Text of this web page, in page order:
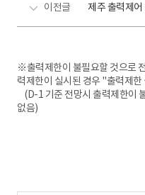
이전글
※출력제한이 불필요할 것으로
력제한이 실시된 경우 "출력제
(D-1 기준 전망시 출력제한이
없음)